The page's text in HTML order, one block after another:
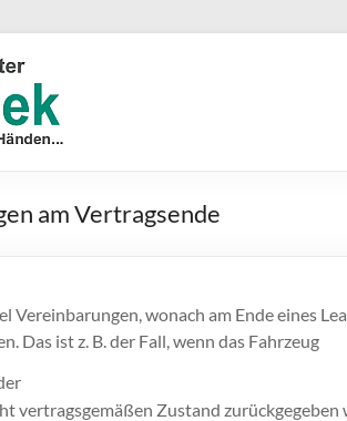
am Vertragsende
Vereinbarungen, wonach am Ende eines
Das ist z. B. der Fall, wenn das Fahrzeug
vertragsgemäßen Zustand zurückgegeben